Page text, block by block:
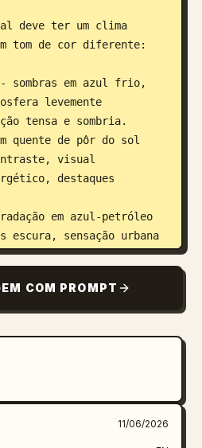
deve ter um clima
tom de cor diferente:
- sombras em azul frio,
levemente
tensa e sombria.
quente de pôr do sol
visual
destaques
em azul-petróleo
escura, sensação urbana
nostálgico de pôr do
sombras suaves e
negrito, branco e em
lado direito de cada
COM PROMPT
11/06/2026